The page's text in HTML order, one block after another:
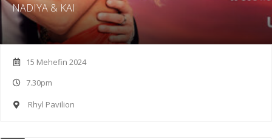
NADIYA & KAI
15 Mehefin 2024
7.30pm
Rhyl Pavilion